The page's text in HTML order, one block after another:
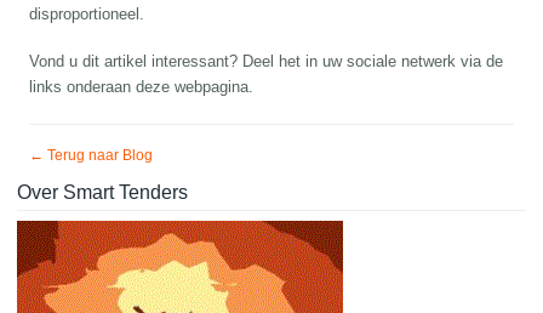
disproportioneel.
Vond u dit artikel interessant? Deel het in uw sociale netwerk via de
links onderaan deze webpagina.
← Terug naar Blog
Over Smart Tenders